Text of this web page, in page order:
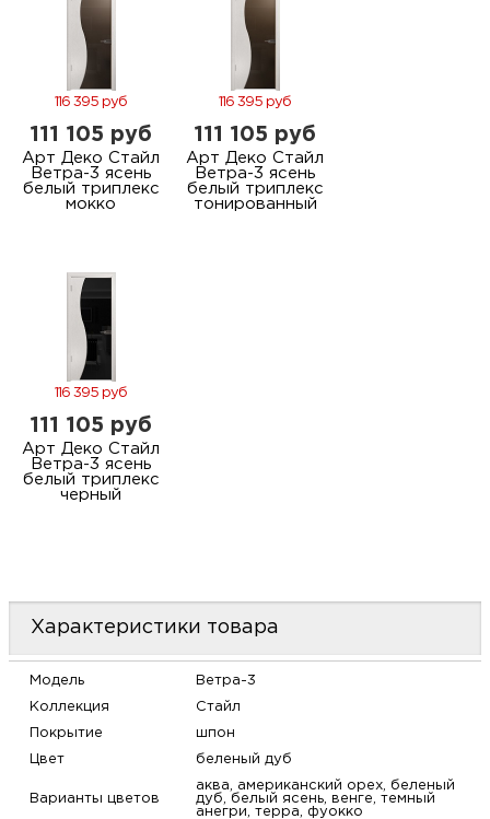
116 395 руб
111 105 руб
Арт Деко Стайл
Ветра-3 ясень
белый триплекс
мокко
116 395 руб
111 105 руб
Арт Деко Стайл
Ветра-3 ясень
белый триплекс
тонированный
116 395 руб
111 105 руб
Арт Деко Стайл
Ветра-3 ясень
белый триплекс
черный
Характеристики товара
Модель Ветра-3
Коллекция Стайл
Покрытие шпон
Цвет беленый дуб
Варианты цветов
аква, американский орех, беленый
дуб, белый ясень, венге, темный
анегри, терра, фуокко